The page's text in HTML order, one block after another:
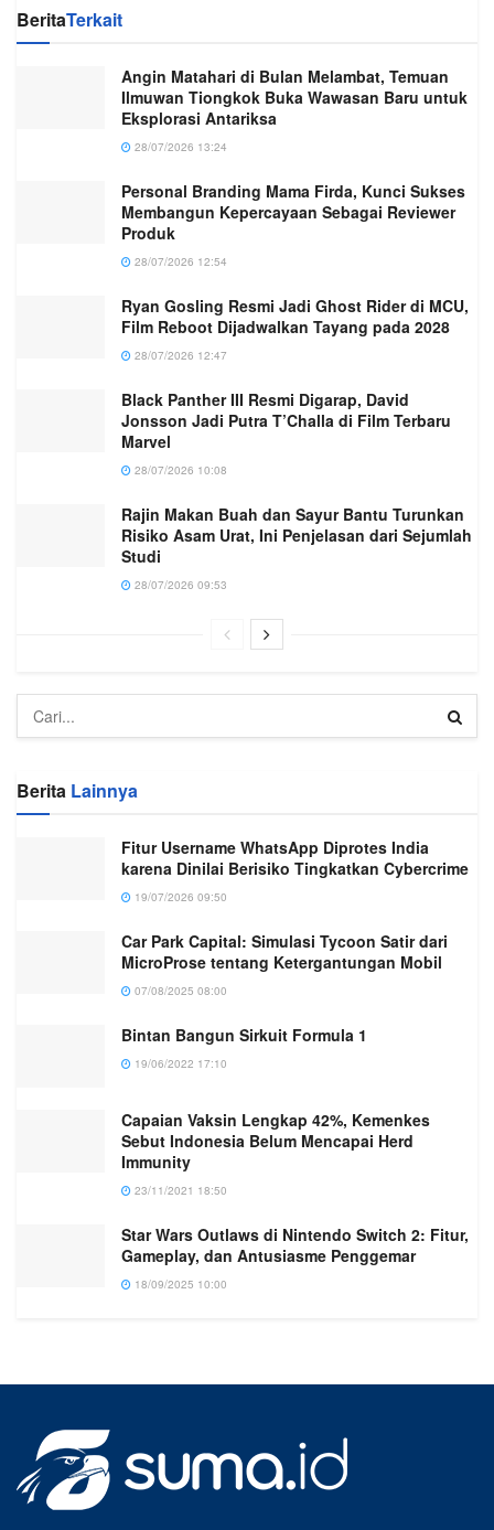
BeritaTerkait
Angin Matahari di Bulan Melambat, Temuan
Ilmuwan Tiongkok Buka Wawasan Baru untuk
Eksplorasi Antariksa
28/07/2026 13:24
Personal Branding Mama Firda, Kunci Sukses
Membangun Kepercayaan Sebagai Reviewer
Produk
28/07/2026 12:54
Ryan Gosling Resmi Jadi Ghost Rider di MCU,
Film Reboot Dijadwalkan Tayang pada 2028
28/07/2026 12:47
Black Panther III Resmi Digarap, David
Jonsson Jadi Putra T’Challa di Film Terbaru
Marvel
28/07/2026 10:08
Rajin Makan Buah dan Sayur Bantu Turunkan
Risiko Asam Urat, Ini Penjelasan dari Sejumlah
Studi
28/07/2026 09:53
Berita Lainnya
Fitur Username WhatsApp Diprotes India
karena Dinilai Berisiko Tingkatkan Cybercrime
19/07/2026 09:50
Car Park Capital: Simulasi Tycoon Satir dari
MicroProse tentang Ketergantungan Mobil
07/08/2025 08:00
Bintan Bangun Sirkuit Formula 1
19/06/2022 17:10
Capaian Vaksin Lengkap 42%, Kemenkes
Sebut Indonesia Belum Mencapai Herd
Immunity
23/11/2021 18:50
Star Wars Outlaws di Nintendo Switch 2: Fitur,
Gameplay, dan Antusiasme Penggemar
18/09/2025 10:00